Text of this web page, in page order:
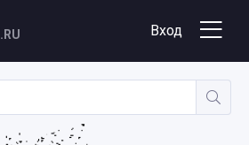
.RU Вход